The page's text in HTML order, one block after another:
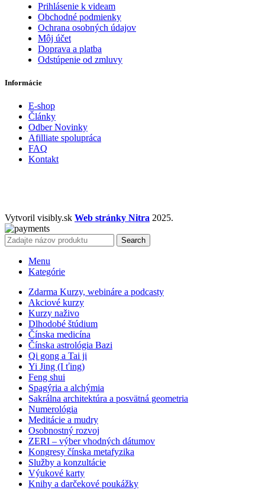
Prihlásenie k videam
Obchodné podmienky
Ochrana osobných údajov
Môj účet
Doprava a platba
Odstúpenie od zmluvy
Informácie
E-shop
Články
Odber Novinky
Afilliate spolupráca
FAQ
Kontakt
Vytvoril visibly.sk Web stránky Nitra 2025.
Search
Menu
Kategórie
Zdarma Kurzy, webináre a podcasty
Akciové kurzy
Kurzy naživo
Dlhodobé štúdium
Čínska medicína
Čínska astrológia Bazi
Qi gong a Tai ji
Yi Jing (I ťing)
Feng shui
Spagýria a alchýmia
Sakrálna architektúra a posvätná geometria
Numerológia
Meditácie a mudry
Osobnostný rozvoj
ZERI – výber vhodných dátumov
Kongresy čínska metafyzika
Služby a konzultácie
Výukové karty
Knihy a darčekové poukážky